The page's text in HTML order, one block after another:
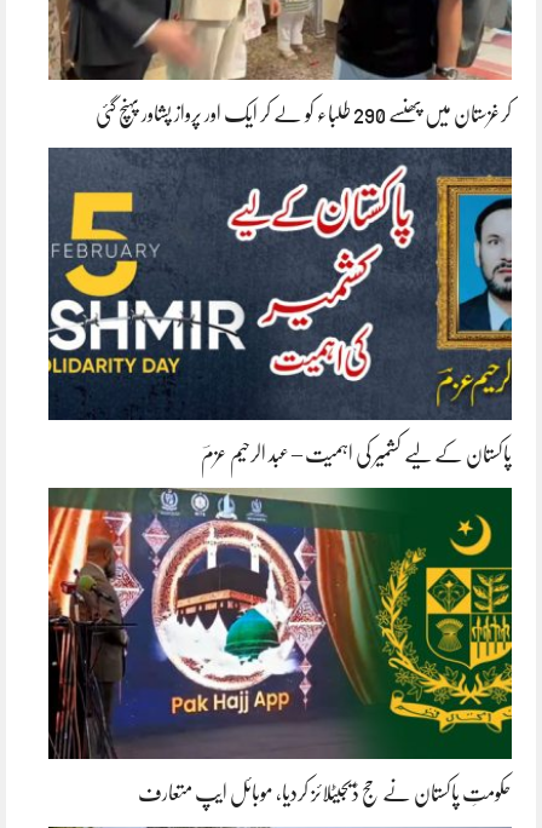
کرغزستان میں پھنسے 290 طلباء کو لے کر ایک اور پرواز پشاور پہنچ گئی
پاکستان کے لیے کشمیر کی اہمیت – عبد الرحیم عزمؔ
حکومتِ پاکستان نے حج ڈیجیٹلائز کردیا، موبائل ایپ متعارف